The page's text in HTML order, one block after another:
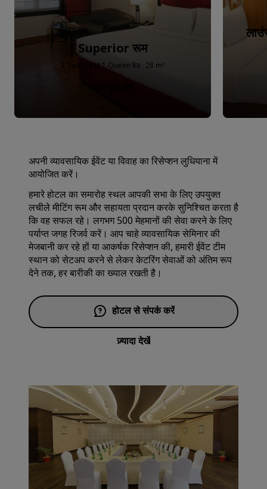
Superior रूम
2 Twin बेड या 1 Queen बेड · 28 m²
अपनी व्यावसायिक ईवेंट या विवाह का रिसेप्शन लुधियाना में
आयोजित करें।
हमारे होटल का समारोह स्थल आपकी सभा के लिए उपयुक्त
लचीले मीटिंग रूम और सहायता प्रदान करके सुनिश्चित करता है
कि वह सफल रहे। लगभग 500 मेहमानों की सेवा करने के लिए
पर्याप्त जगह रिजर्व करें। आप चाहे व्यावसायिक सेमिनार की
मेजबानी कर रहे हों या आकर्षक रिसेप्शन की, हमारी ईवेंट टीम
स्थान को सेटअप करने से लेकर केटरिंग सेवाओं को अंतिम रूप
देने तक, हर बारीकी का ख्याल रखती है।
होटल से संपर्क करें
ज़्यादा देखें